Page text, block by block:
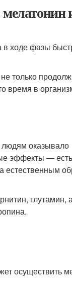
в ходе фазы
только
время в
оказывало
эффекты — есть
естественным
глутамин,
осуществить